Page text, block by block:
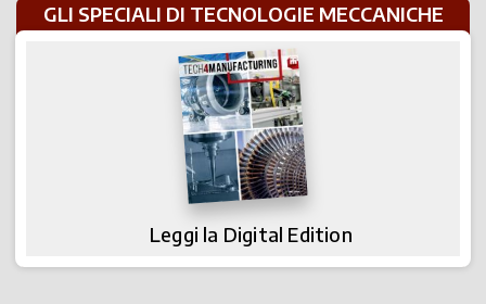
GLI SPECIALI DI TECNOLOGIE MECCANICHE
Leggi la Digital Edition